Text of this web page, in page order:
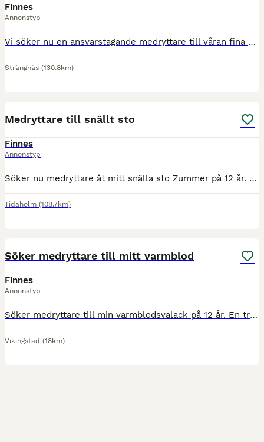
Finnes
Annonstyp
Vi söker nu en ansvarstagande medryttare till våran fina Olle. Vi ser gärna att du som medryttare har erfarenhet av utbildning av hästar då man skulle kunna säga att han är under utbildning. Du som m
Strängnäs (130.8km)
Medryttare till snällt sto
Finnes
Annonstyp
Söker nu medryttare åt mitt snälla sto Zummer på 12 år. Zummer är en väldigt snäll men något känslig häst, känner av sin ryttare väl och anpassar sig efter detta mycket väl. Är mycket tränad från ma
Tidaholm (108.7km)
Söker medryttare till mitt varmblod
Finnes
Annonstyp
Söker medryttare till min varmblodsvalack på 12 år. En trevlig kille med en räv bakom örat, som inte kan alla grunder. Jag tänker att vi börjar från marken. Han är arbetsvillig men är tydlig när han i
Vikingstad (18km)